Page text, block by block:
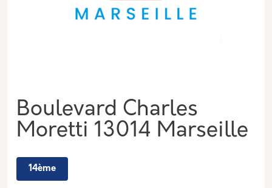
Adresse
Boulevard Charles
Moretti 13014 Marseille
14ème